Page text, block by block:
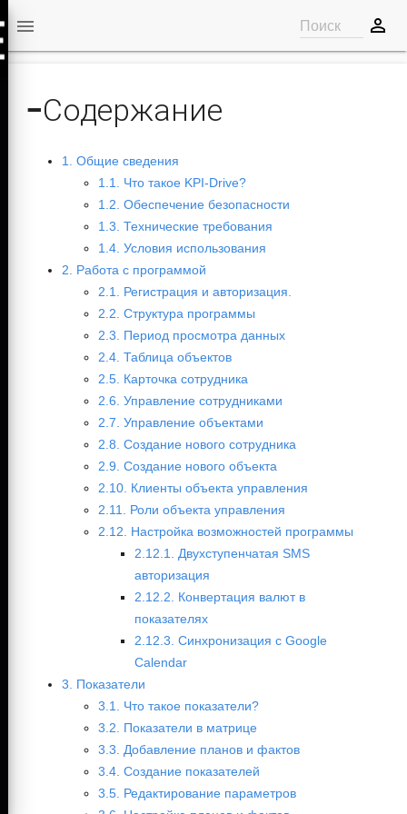
 Поиск perm_identity
−Содержание
1. Общие сведения
1.1. Что такое KPI-Drive?
1.2. Обеспечение безопасности
1.3. Технические требования
1.4. Условия использования
2. Работа с программой
2.1. Регистрация и авторизация.
2.2. Структура программы
2.3. Период просмотра данных
2.4. Таблица объектов
2.5. Карточка сотрудника
2.6. Управление сотрудниками
2.7. Управление объектами
2.8. Создание нового сотрудника
2.9. Создание нового объекта
2.10. Клиенты объекта управления
2.11. Роли объекта управления
2.12. Настройка возможностей программы
2.12.1. Двухступенчатая SMS
авторизация
2.12.2. Конвертация валют в
показателях
2.12.3. Синхронизация с Google
Calendar
3. Показатели
3.1. Что такое показатели?
3.2. Показатели в матрице
3.3. Добавление планов и фактов
3.4. Создание показателей
3.5. Редактирование параметров